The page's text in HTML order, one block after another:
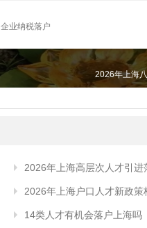
企业纳税落户
2026年上海
2026年上海高层次人才引进
2026年上海户口人才新政策
14类人才有机会落户上海吗